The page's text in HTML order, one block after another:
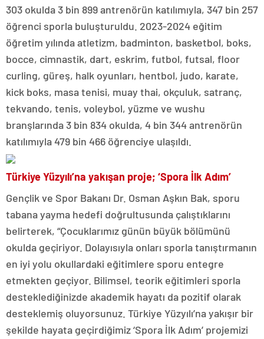
303 okulda 3 bin 899 antrenörün katılımıyla, 347 bin 257
öğrenci sporla buluşturuldu. 2023-2024 eğitim
öğretim yılında atletizm, badminton, basketbol, boks,
bocce, cimnastik, dart, eskrim, futbol, futsal, floor
curling, güreş, halk oyunları, hentbol, judo, karate,
kick boks, masa tenisi, muay thai, okçuluk, satranç,
tekvando, tenis, voleybol, yüzme ve wushu
branşlarında 3 bin 834 okulda, 4 bin 344 antrenörün
katılımıyla 479 bin 466 öğrenciye ulaşıldı.
Türkiye Yüzyılı’na yakışan proje; ‘Spora İlk Adım’
Gençlik ve Spor Bakanı Dr. Osman Aşkın Bak, sporu
tabana yayma hedefi doğrultusunda çalıştıklarını
belirterek, “Çocuklarımız günün büyük bölümünü
okulda geçiriyor. Dolayısıyla onları sporla tanıştırmanın
en iyi yolu okullardaki eğitimlere sporu entegre
etmekten geçiyor. Bilimsel, teorik eğitimleri sporla
desteklediğinizde akademik hayatı da pozitif olarak
desteklemiş oluyorsunuz. Türkiye Yüzyılı’na yakışır bir
şekilde hayata geçirdiğimiz ‘Spora İlk Adım’ projemizi